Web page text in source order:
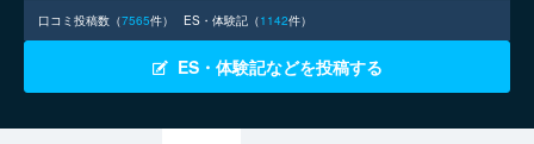
口コミ投稿数（7565件） ES・体験記（1142件）
ES・体験記などを投稿する